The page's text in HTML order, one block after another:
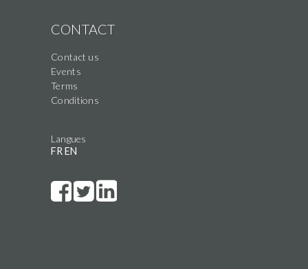
CONTACT
Contact us
Events
Terms
Conditions
Langues
FR EN